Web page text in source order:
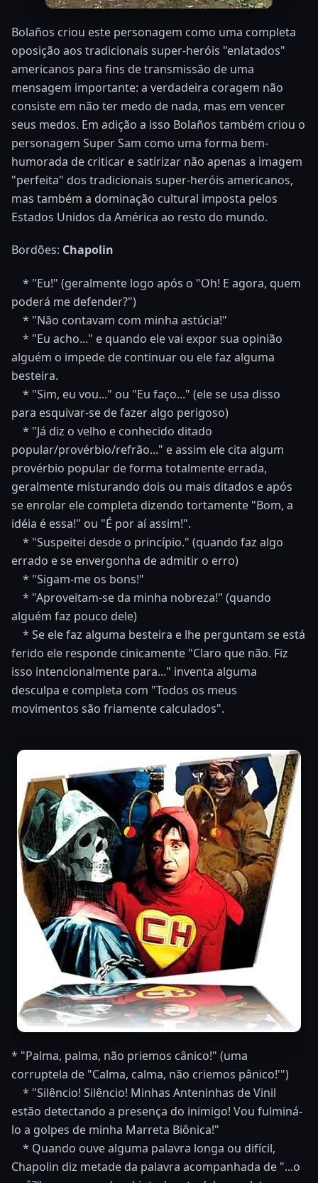
Bolaños criou este personagem como uma completa
oposição aos tradicionais super-heróis "enlatados"
americanos para fins de transmissão de uma
mensagem importante: a verdadeira coragem não
consiste em não ter medo de nada, mas em vencer
seus medos. Em adição a isso Bolaños também criou o
personagem Super Sam como uma forma bem-
humorada de criticar e satirizar não apenas a imagem
"perfeita" dos tradicionais super-heróis americanos,
mas também a dominação cultural imposta pelos
Estados Unidos da América ao resto do mundo.
Bordões: Chapolin
* "Eu!" (geralmente logo após o "Oh! E agora, quem
poderá me defender?")
* "Não contavam com minha astúcia!"
* "Eu acho..." e quando ele vai expor sua opinião
alguém o impede de continuar ou ele faz alguma
besteira.
* "Sim, eu vou..." ou "Eu faço..." (ele se usa disso
para esquivar-se de fazer algo perigoso)
* "Já diz o velho e conhecido ditado
popular/provérbio/refrão..." e assim ele cita algum
provérbio popular de forma totalmente errada,
geralmente misturando dois ou mais ditados e após
se enrolar ele completa dizendo tortamente "Bom, a
idéia é essa!" ou "É por aí assim!".
* "Suspeitei desde o princípio." (quando faz algo
errado e se envergonha de admitir o erro)
* "Sigam-me os bons!"
* "Aproveitam-se da minha nobreza!" (quando
alguém faz pouco dele)
* Se ele faz alguma besteira e lhe perguntam se está
ferido ele responde cinicamente "Claro que não. Fiz
isso intencionalmente para..." inventa alguma
desculpa e completa com "Todos os meus
movimentos são friamente calculados".
* "Palma, palma, não priemos cânico!" (uma
corruptela de "Calma, calma, não criemos pânico!'")
* "Silêncio! Silêncio! Minhas Anteninhas de Vinil
estão detectando a presença do inimigo! Vou fulminá-
lo a golpes de minha Marreta Biônica!"
* Quando ouve alguma palavra longa ou difícil,
Chapolin diz metade da palavra acompanhada de "...o